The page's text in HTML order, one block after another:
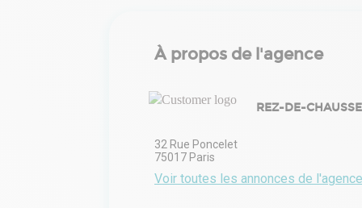
À propos de l'agence
REZ-DE-
32 Rue Poncelet
75017 Paris
Voir toutes les annonces de l'agence